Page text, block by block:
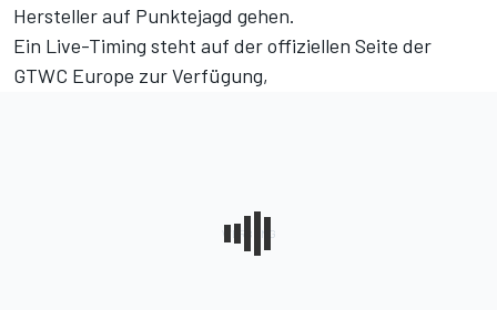
Hersteller auf Punktejagd gehen.
Ein Live-Timing steht auf deroffiziellen Seite der
GTWC Europe zur Verfügung,